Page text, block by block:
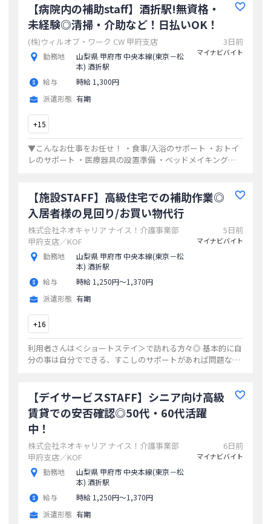
【病院内の補助staff】酒折駅!無資格・
未経験◎清掃・介助など！日払いOK！
(株)ウィルオブ・ワーク CW 甲府支店
勤務地
山梨県 甲府市 中央本線(東京－松
本) 酒折駅
給与
時給 1,300円
派遣形態 有期
3日前
マイナビバイト
+15
▼こんなお仕事をお任せ！ ・食事/入浴のサポート ・おトイ
レのサポート ・医療器具の設置準備 ・ベッドメイキングや
【施設STAFF】高級住宅での補助作業◎
入居者様の見回り/お買い物代行
株式会社ネオキャリア ナイス！介護事業部
甲府支店／KOF
勤務地
山梨県 甲府市 中央本線(東京－松
本) 酒折駅
給与
時給 1,250円〜1,370円
派遣形態 有期
5日前
マイナビバイト
+16
利用者さんは＜ショートステイ＞で訪れる方々◎ 基本的に自
分の事は自分でできる、すこしのサポートがあれば問題な
【デイサービスSTAFF】シニア向け高級
賃貸での安否確認◎50代・60代活躍
中！
株式会社ネオキャリア ナイス！介護事業部
甲府支店／KOF
勤務地
山梨県 甲府市 中央本線(東京－松
本) 酒折駅
給与
時給 1,250円〜1,370円
派遣形態 有期
6日前
マイナビバイト